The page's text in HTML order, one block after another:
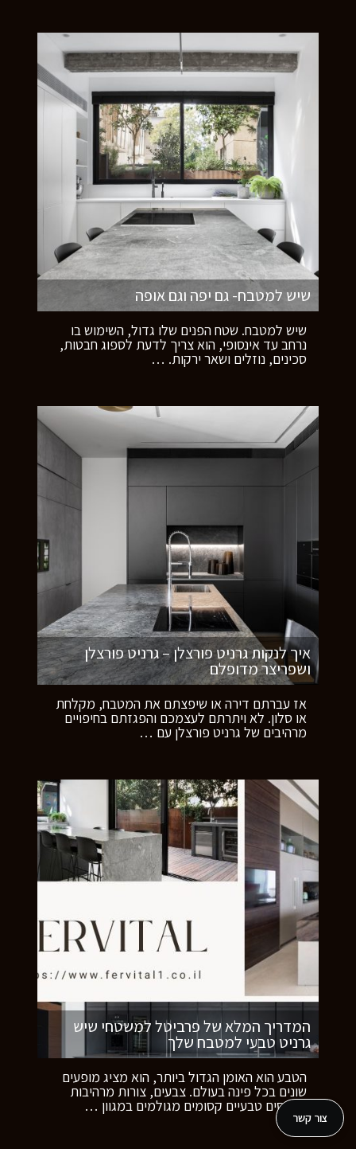
שיש למטבח- גם יפה וגם אופה
שיש למטבח. שטח הפנים שלו גדול, השימוש בו
נרחב עד אינסופי, הוא צריך לדעת לספוג חבטות,
סכינים, נוזלים ושאר ירקות. …
איך לנקות גרניט פורצלן – גרניט פורצלן
ושפריצר מדופלם
אז עברתם דירה או שיפצתם את המטבח, מקלחת
או סלון. לא ויתרתם לעצמכם והפגזתם בחיפויים
מרהיבים של גרניט פורצלן עם …
המדריך המלא של פרביטל למשטחי שיש
גרניט טבעי למטבח שלך
הטבע הוא האומן הגדול ביותר, הוא מציג מופעים
שונים בכל פינה בעולם. צבעים, צורות מרהיבות
ודפוסים טבעיים קסומים מגולמים במגוון …
צור קשר